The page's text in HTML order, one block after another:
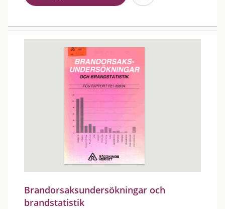
Brandorsaksundersökningar och
brandstatistik